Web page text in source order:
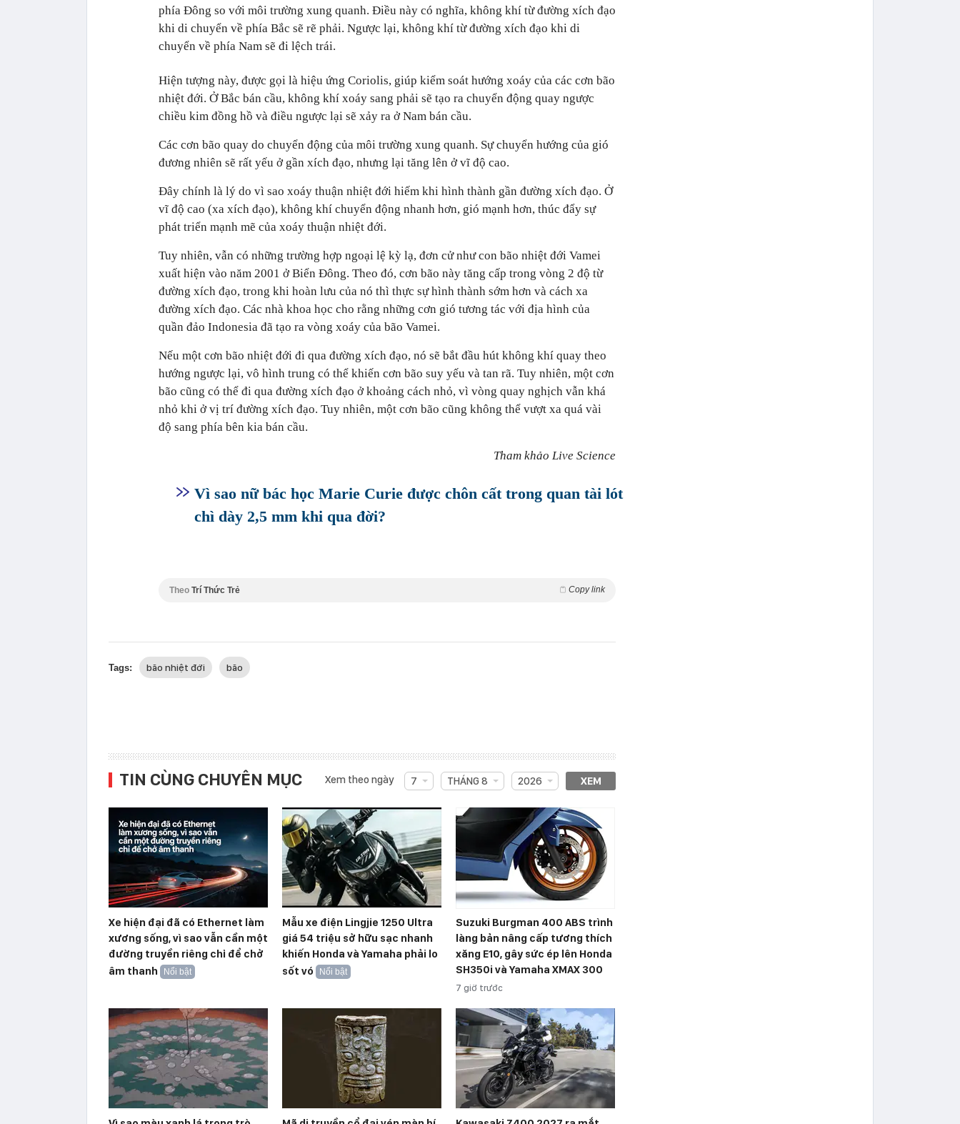
phía Đông so với môi trường xung quanh. Điều này có nghĩa, không khí từ đường xích đạo
khi di chuyển về phía Bắc sẽ rẽ phải. Ngược lại, không khí từ đường xích đạo khi di
chuyển về phía Nam sẽ đi lệch trái.
Hiện tượng này, được gọi là hiệu ứng Coriolis, giúp kiểm soát hướng xoáy của các cơn bão
nhiệt đới. Ở Bắc bán cầu, không khí xoáy sang phải sẽ tạo ra chuyển động quay ngược
chiều kim đồng hồ và điều ngược lại sẽ xảy ra ở Nam bán cầu.
Các cơn bão quay do chuyển động của môi trường xung quanh. Sự chuyển hướng của gió
đương nhiên sẽ rất yếu ở gần xích đạo, nhưng lại tăng lên ở vĩ độ cao.
Đây chính là lý do vì sao xoáy thuận nhiệt đới hiếm khi hình thành gần đường xích đạo. Ở
vĩ độ cao (xa xích đạo), không khí chuyển động nhanh hơn, gió mạnh hơn, thúc đẩy sự
phát triển mạnh mẽ của xoáy thuận nhiệt đới.
Tuy nhiên, vẫn có những trường hợp ngoại lệ kỳ lạ, đơn cử như con bão nhiệt đới Vamei
xuất hiện vào năm 2001 ở Biển Đông. Theo đó, cơn bão này tăng cấp trong vòng 2 độ từ
đường xích đạo, trong khi hoàn lưu của nó thì thực sự hình thành sớm hơn và cách xa
đường xích đạo. Các nhà khoa học cho rằng những cơn gió tương tác với địa hình của
quần đảo Indonesia đã tạo ra vòng xoáy của bão Vamei.
Nếu một cơn bão nhiệt đới đi qua đường xích đạo, nó sẽ bắt đầu hút không khí quay theo
hướng ngược lại, vô hình trung có thể khiến cơn bão suy yếu và tan rã. Tuy nhiên, một cơn
bão cũng có thể đi qua đường xích đạo ở khoảng cách nhỏ, vì vòng quay nghịch vẫn khá
nhỏ khi ở vị trí đường xích đạo. Tuy nhiên, một cơn bão cũng không thể vượt xa quá vài
độ sang phía bên kia bán cầu.
Tham khảo Live Science
Vì sao nữ bác học Marie Curie được chôn cất trong quan tài lót
chì dày 2,5 mm khi qua đời?
Theo Trí Thức Trẻ Copy link
Tags: bão nhiệt đới bão
TIN CÙNG CHUYÊN MỤC Xem theo ngày 7 THÁNG 8 2026 XEM
Xe hiện đại đã có Ethernet làm
xương sống, vì sao vẫn cần một
đường truyền riêng chỉ để chở
âm thanh
Nổi bật
Mẫu xe điện Lingjie 1250 Ultra
giá 54 triệu sở hữu sạc nhanh
khiến Honda và Yamaha phải lo
sốt vó
Nổi bật
Suzuki Burgman 400 ABS trình
làng bản nâng cấp tương thích
xăng E10, gây sức ép lên Honda
SH350i và Yamaha XMAX 300
7 giờ trước